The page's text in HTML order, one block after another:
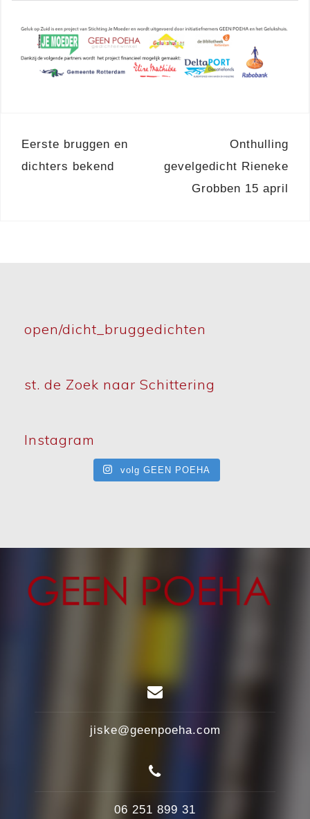
Berichtnavigatie
Eerste bruggen en
dichters bekend
Onthulling
gevelgedicht Rieneke
Grobben 15 april
open/dicht_bruggedichten
st. de Zoek naar Schittering
Instagram
volg GEEN POEHA
jiske@geenpoeha.com
06 251 899 31